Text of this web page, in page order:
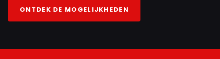
ONTDEK DE MOGELIJKHEDEN